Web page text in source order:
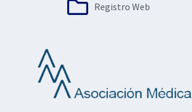
Registro Web